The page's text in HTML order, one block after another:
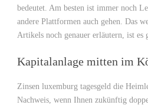
bedeutet. Am besten ist immer noch
andere Plattformen auch gehen. Das
Artikels noch genauer erläutern, ist es
Kapitalanlage mitten im
Zinsen luxemburg tagesgeld die
Nachweis, wenn Ihnen zukünftig